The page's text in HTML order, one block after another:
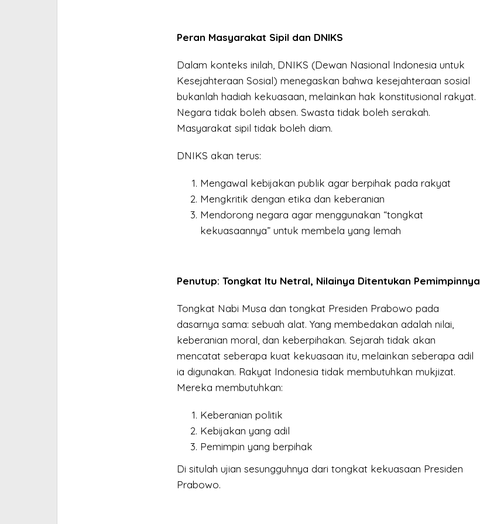
Peran Masyarakat Sipil dan DNIKS
Dalam konteks inilah, DNIKS (Dewan Nasional Indonesia untuk
Kesejahteraan Sosial) menegaskan bahwa kesejahteraan sosial
bukanlah hadiah kekuasaan, melainkan hak konstitusional rakyat.
Negara tidak boleh absen. Swasta tidak boleh serakah.
Masyarakat sipil tidak boleh diam.
DNIKS akan terus:
Mengawal kebijakan publik agar berpihak pada rakyat
Mengkritik dengan etika dan keberanian
Mendorong negara agar menggunakan “tongkat
kekuasaannya” untuk membela yang lemah
Penutup: Tongkat Itu Netral, Nilainya Ditentukan Pemimpinnya
Tongkat Nabi Musa dan tongkat Presiden Prabowo pada
dasarnya sama: sebuah alat. Yang membedakan adalah nilai,
keberanian moral, dan keberpihakan. Sejarah tidak akan
mencatat seberapa kuat kekuasaan itu, melainkan seberapa adil
ia digunakan. Rakyat Indonesia tidak membutuhkan mukjizat.
Mereka membutuhkan:
Keberanian politik
Kebijakan yang adil
Pemimpin yang berpihak
Di situlah ujian sesungguhnya dari tongkat kekuasaan Presiden
Prabowo.